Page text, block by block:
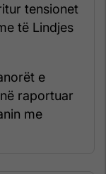
tensionet
të Lindjes
e
raportuar
me